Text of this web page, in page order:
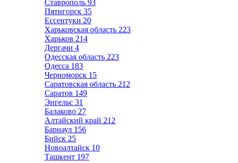
Ставрополь 93
Пятигорск 35
Ессентуки 20
Харьковская область 223
Харьков 214
Дергачи 4
Одесская область 223
Одесса 183
Черноморск 15
Саратовская область 212
Саратов 149
Энгельс 31
Балаково 27
Алтайский край 212
Барнаул 156
Бийск 25
Новоалтайск 10
Ташкент 197